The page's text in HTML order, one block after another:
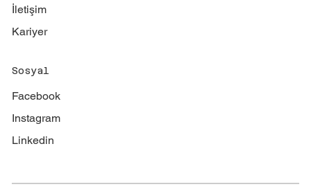
İletişim
Kariyer
Sosyal
Facebook
Instagram
Linkedin